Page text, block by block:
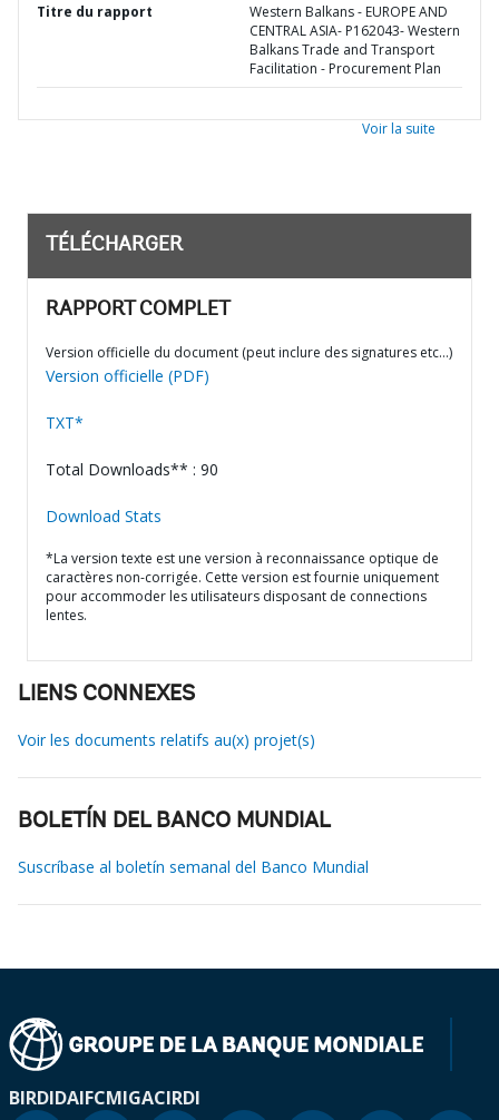
Titre du rapport
Western Balkans - EUROPE AND
CENTRAL ASIA- P162043- Western
Balkans Trade and Transport
Facilitation - Procurement Plan
Voir la suite
TÉLÉCHARGER
RAPPORT COMPLET
Version officielle du document (peut inclure des signatures etc…)
Version officielle (PDF)
TXT*
Total Downloads** : 90
Download Stats
*La version texte est une version à reconnaissance optique de
caractères non-corrigée. Cette version est fournie uniquement
pour accommoder les utilisateurs disposant de connections
lentes.
LIENS CONNEXES
Voir les documents relatifs au(x) projet(s)
BOLETÍN DEL BANCO MUNDIAL
Suscríbase al boletín semanal del Banco Mundial
BIRDIDAIFCMIGACIRDI